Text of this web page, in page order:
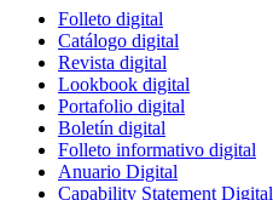
Folleto digital
Catálogo digital
Revista digital
Lookbook digital
Portafolio digital
Boletín digital
Folleto informativo digital
Anuario Digital
Capability Statement Digital